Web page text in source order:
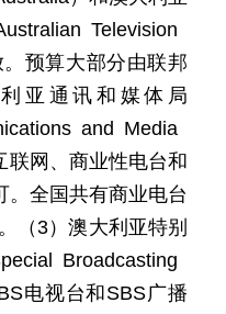
Television
预算大部分由联邦
亚通讯和媒体局
and Media
联网、商业性电台和
。全国共有商业电台
（3）澳大利亚特别
Broadcasting
电视台和SBS广播